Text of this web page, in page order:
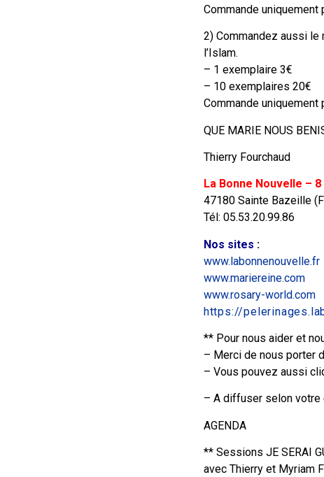
Commande uniquement
2) Commandez aussi le
l’Islam.
– 1 exemplaire 3€
– 10 exemplaires 20€
Commande uniquement
QUE MARIE NOUS
Thierry Fourchaud
La Bonne Nouvelle –
47180 Sainte Bazeille
Tél: 05.53.20.99.86
Nos sites :
www.labonnenouvelle.fr
www.mariereine.com
www.rosary-world.com
https://
** Pour nous aider et
– Merci de nous porter
– Vous pouvez aussi
– A diffuser selon votre
AGENDA
** Sessions JE SERAI
avec Thierry et Myriam